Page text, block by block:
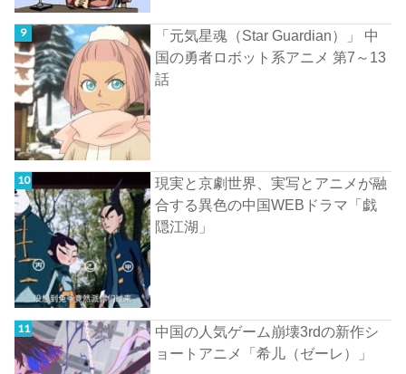
「元気星魂（Star Guardian）」 中
国の勇者ロボット系アニメ 第7～13
話
現実と京劇世界、実写とアニメが融
合する異色の中国WEBドラマ「戯
隠江湖」
中国の人気ゲーム崩壊3rdの新作シ
ョートアニメ「希儿（ゼーレ）」